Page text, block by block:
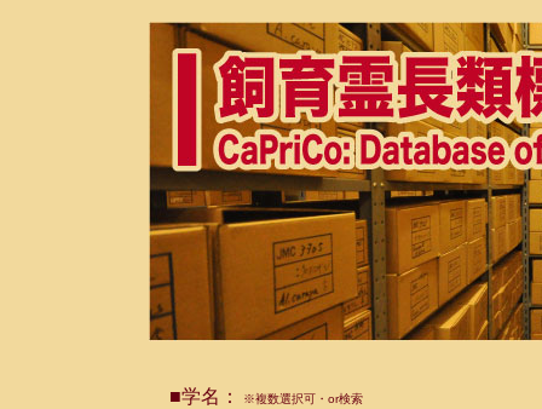
■学名： ※複数選択可・or検索